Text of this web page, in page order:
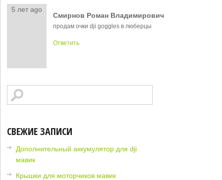
5 лет ago
Смирнов Роман Владимирович
продам очки dji goggles в люберцы
Ответить
СВЕЖИЕ ЗАПИСИ
Дополнительный аккумулятор для dji
мавик
Крышки для моторчиков мавик